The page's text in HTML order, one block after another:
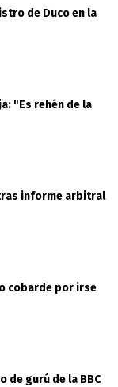
de Duco en la
"Es rehén de la
informe arbitral
cobarde por irse
de gurú de la BBC